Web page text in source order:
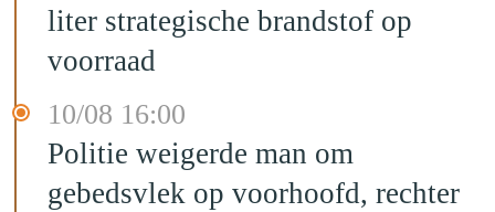
liter strategische brandstof op
voorraad
10/08 16:00
Politie weigerde man om
gebedsvlek op voorhoofd, rechter